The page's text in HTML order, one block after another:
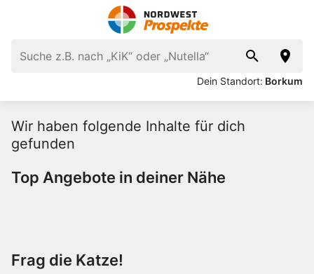
Dein Standort: Borkum
Wir haben folgende Inhalte für dich
gefunden
Top Angebote in deiner Nähe
Frag die Katze!